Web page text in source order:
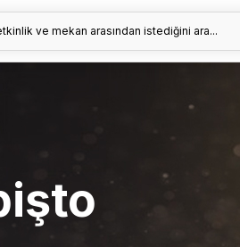
ve mekan arasından istediğini ara...